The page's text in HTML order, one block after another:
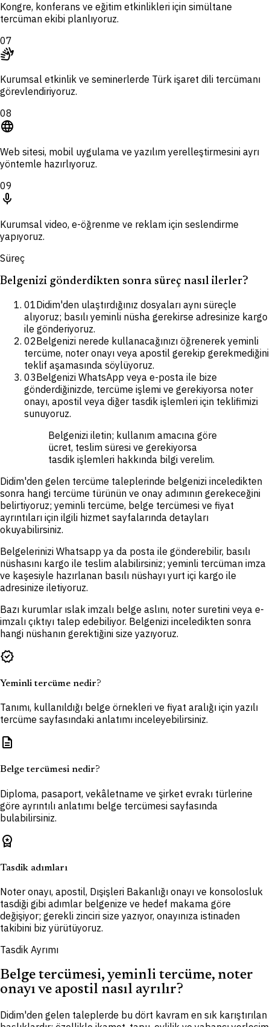
Kongre, konferans ve eğitim etkinlikleri için simültane
tercüman ekibi planlıyoruz.
07
sign_language
Kurumsal etkinlik ve seminerlerde Türk işaret dili tercümanı
görevlendiriyoruz.
08
language
Web sitesi, mobil uygulama ve yazılım yerelleştirmesini ayrı
yöntemle hazırlıyoruz.
09
mic
Kurumsal video, e-öğrenme ve reklam için seslendirme
yapıyoruz.
Süreç
Belgenizi gönderdikten sonra süreç nasıl ilerler?
01Didim'den ulaştırdığınız dosyaları aynı süreçle
alıyoruz; basılı yeminli nüsha gerekirse adresinize kargo
ile gönderiyoruz.
02Belgenizi nerede kullanacağınızı öğrenerek yeminli
tercüme, noter onayı veya apostil gerekip gerekmediğini
teklif aşamasında söylüyoruz.
03Belgenizi WhatsApp veya e-posta ile bize
gönderdiğinizde, tercüme işlemi ve gerekiyorsa noter
onayı, apostil veya diğer tasdik işlemleri için teklifimizi
sunuyoruz.
Belgenizi iletin; kullanım amacına göre
ücret, teslim süresi ve gerekiyorsa
tasdik işlemleri hakkında bilgi verelim.
Didim'den gelen tercüme taleplerinde belgenizi inceledikten
sonra hangi tercüme türünün ve onay adımının gerekeceğini
belirtiyoruz; yeminli tercüme, belge tercümesi ve fiyat
ayrıntıları için ilgili hizmet sayfalarında detayları
okuyabilirsiniz.
Belgelerinizi Whatsapp ya da posta ile gönderebilir, basılı
nüshasını kargo ile teslim alabilirsiniz; yeminli tercüman imza
ve kaşesiyle hazırlanan basılı nüshayı yurt içi kargo ile
adresinize iletiyoruz.
Bazı kurumlar ıslak imzalı belge aslını, noter suretini veya e-
imzalı çıktıyı talep edebiliyor. Belgenizi inceledikten sonra
hangi nüshanın gerektiğini size yazıyoruz.
verified
Yeminli tercüme nedir?
Tanımı, kullanıldığı belge örnekleri ve fiyat aralığı için yazılı
tercüme sayfasındaki anlatımı inceleyebilirsiniz.
description
Belge tercümesi nedir?
Diploma, pasaport, vekâletname ve şirket evrakı türlerine
göre ayrıntılı anlatımı belge tercümesi sayfasında
bulabilirsiniz.
workspace_premium
Tasdik adımları
Noter onayı, apostil, Dışişleri Bakanlığı onayı ve konsolosluk
tasdiği gibi adımlar belgenize ve hedef makama göre
değişiyor; gerekli zinciri size yazıyor, onayınıza istinaden
takibini biz yürütüyoruz.
Tasdik Ayrımı
Belge tercümesi, yeminli tercüme, noter
onayı ve apostil nasıl ayrılır?
Didim'den gelen taleplerde bu dört kavram en sık karıştırılan